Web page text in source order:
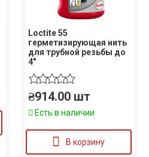
Loctite 55
герметизирующая нить
для трубной резьбы до
4″
₴914.00 шт
Есть в наличии
В корзину